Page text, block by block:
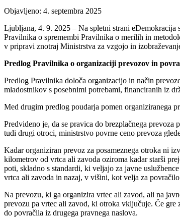
Objavljeno: 4. septembra 2025
Ljubljana, 4. 9. 2025 – Na spletni strani
Pravilnika o spremembi Pravilnika o merilih in
v pripravi znotraj Ministrstva za vzgojo in
Predlog Pravilnika o organizaciji prevozov in
Predlog Pravilnika določa organizacijo in način
mladostnikov s posebnimi potrebami, financiranih iz
Med drugim predlog poudarja pomen organiziranega
Predvideno je, da se pravica do brezplačnega
tudi drugi otroci, ministrstvo povrne ceno prevoza
Kadar organiziran prevoz za posameznega otroka ni
kilometrov od vrtca ali zavoda oziroma kadar starši
poti, skladno s standardi, ki veljajo za javne
vrtca ali zavoda in nazaj, v višini, kot velja za
Na prevozu, ki ga organizira vrtec ali zavod, ali na
prevozu pa vrtec ali zavod, ki otroka vključuje. Če gre
do povračila iz drugega pravnega naslova.